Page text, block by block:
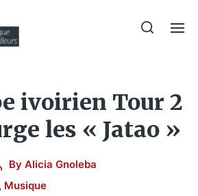
ivoirien Tour 2
les « Jatao »
By Alicia Gnoleba
, Musique